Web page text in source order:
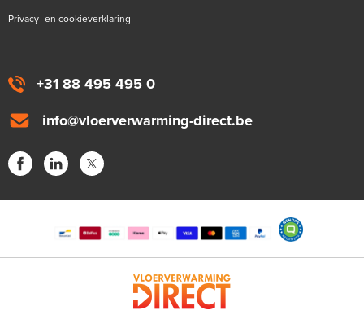
+31 88 495 495 0
info@vloerverwarming-direct.be
Privacy- en cookieverklaring